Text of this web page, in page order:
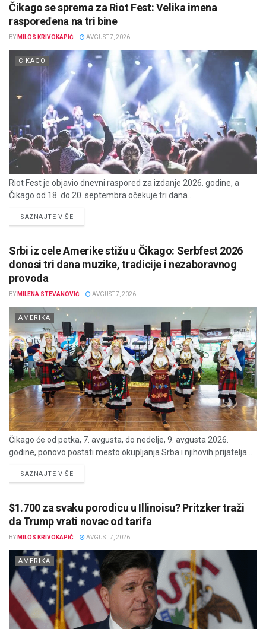
Čikago se sprema za Riot Fest: Velika imena
raspoređena na tri bine
BY MILOS KRIVOKAPIĆ AVGUST 7, 2026
CIKAGO
Riot Fest je objavio dnevni raspored za izdanje 2026. godine, a
Čikago od 18. do 20. septembra očekuje tri dana...
SAZNAJTE VIŠEDETAILS
Srbi iz cele Amerike stižu u Čikago: Serbfest 2026
donosi tri dana muzike, tradicije i nezaboravnog
provoda
BY MILENA STEVANOVIĆ AVGUST 7, 2026
AMERIKA
Čikago će od petka, 7. avgusta, do nedelje, 9. avgusta 2026.
godine, ponovo postati mesto okupljanja Srba i njihovih prijatelja...
SAZNAJTE VIŠEDETAILS
$1.700 za svaku porodicu u Illinoisu? Pritzker traži
da Trump vrati novac od tarifa
BY MILOS KRIVOKAPIĆ AVGUST 7, 2026
AMERIKA